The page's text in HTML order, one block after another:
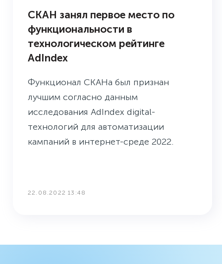
СКАН занял первое место по
функциональности в
технологическом рейтинге
AdIndex
Функционал СКАНа был признан
лучшим согласно данным
исследования AdIndex digital-
технологий для автоматизации
кампаний в интернет-среде 2022.
22.08.2022 13:48